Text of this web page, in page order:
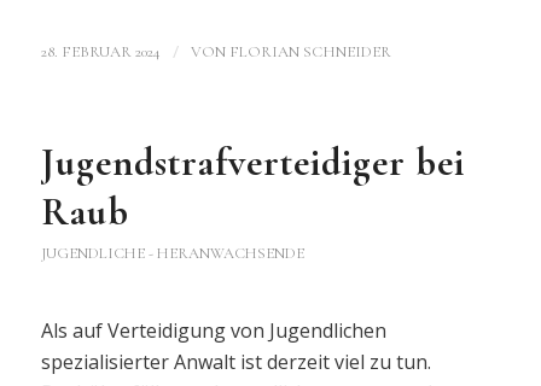
28. FEBRUAR 2024 / VON FLORIAN SCHNEIDER
Jugendstrafverteidiger bei
Raub
JUGENDLICHE - HERANWACHSENDE
Als auf Verteidigung von Jugendlichen
spezialisierter Anwalt ist derzeit viel zu tun.